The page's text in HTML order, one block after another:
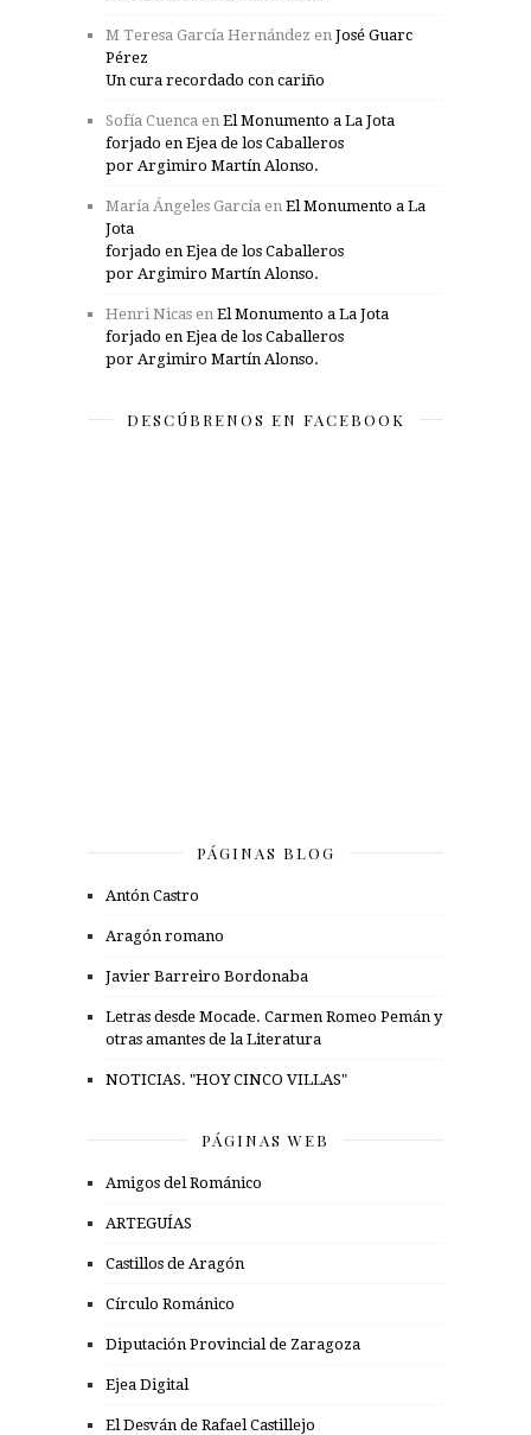
M Teresa García Hernández en José Guarc
Pérez
Un cura recordado con cariño
Sofía Cuenca en El Monumento a La Jota
forjado en Ejea de los Caballeros
por Argimiro Martín Alonso.
María Ángeles García en El Monumento a La
Jota
forjado en Ejea de los Caballeros
por Argimiro Martín Alonso.
Henri Nicas en El Monumento a La Jota
forjado en Ejea de los Caballeros
por Argimiro Martín Alonso.
DESCÚBRENOS EN FACEBOOK
PÁGINAS BLOG
Antón Castro
Aragón romano
Javier Barreiro Bordonaba
Letras desde Mocade. Carmen Romeo Pemán y
otras amantes de la Literatura
NOTICIAS. "HOY CINCO VILLAS"
PÁGINAS WEB
Amigos del Románico
ARTEGUÍAS
Castillos de Aragón
Círculo Románico
Diputación Provincial de Zaragoza
Ejea Digital
El Desván de Rafael Castillejo